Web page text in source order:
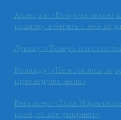
Аллегри: «Бонуччи может
повязку и бегать с ней во
Лукаку: «Теперь и я стал
Роналду: «Не я гонюсь за
преследуют меня»
Беннасер: «Если
поле, то все умирают»